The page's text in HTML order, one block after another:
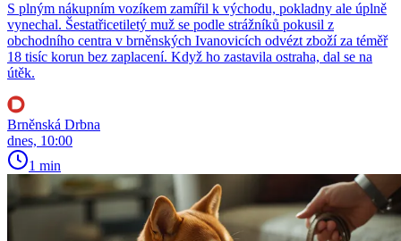
S plným nákupním vozíkem zamířil k východu, pokladny ale úplně
vynechal. Šestatřicetiletý muž se podle strážníků pokusil z
obchodního centra v brněnských Ivanovicích odvézt zboží za téměř
18 tisíc korun bez zaplacení. Když ho zastavila ostraha, dal se na
útěk.
Brněnská Drbna
dnes, 10:00
1 min